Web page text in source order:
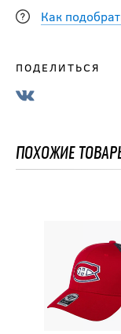
Как
ПОДЕЛИТЬСЯ
ПОХОЖИЕ